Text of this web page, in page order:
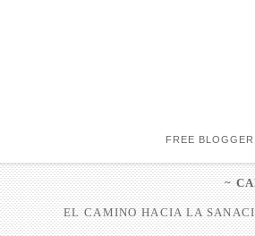
FREE
~
EL CAMINO HACIA LA